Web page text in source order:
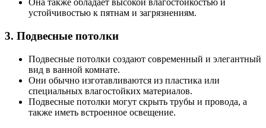
Она также обладает высокой влагостойкостью и
устойчивостью к пятнам и загрязнениям.
3. Подвесные потолки
Подвесные потолки создают современный и элегантный
вид в ванной комнате.
Они обычно изготавливаются из пластика или
специальных влагостойких материалов.
Подвесные потолки могут скрыть трубы и провода, а
также иметь встроенное освещение.